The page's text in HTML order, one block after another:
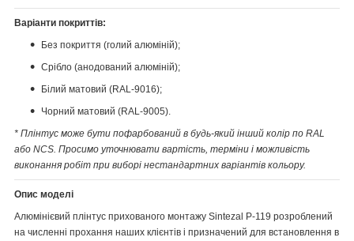
Варіанти покриттів:
Без покриття (голий алюміній);
Срібло (анодований алюміній);
Білий матовий (RAL-9016);
Чорний матовий (RAL-9005).
* Плінтус може бути пофарбований в будь-який інший колір по RAL
або NCS. Просимо уточнювати вартість, терміни і можливість
виконання робіт при виборі нестандартних варіантів кольору.
Опис моделі
Алюмінієвий плінтус прихованого монтажу Sintezal P-119 розроблений
на численні прохання наших клієнтів і призначений для встановлення в